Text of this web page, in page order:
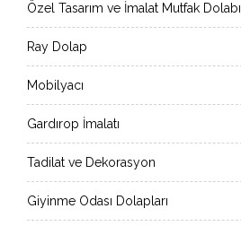
Özel Tasarım ve İmalat Mutfak Dolabı
Ray Dolap
Mobilyacı
Gardırop İmalatı
Tadilat ve Dekorasyon
Giyinme Odası Dolapları